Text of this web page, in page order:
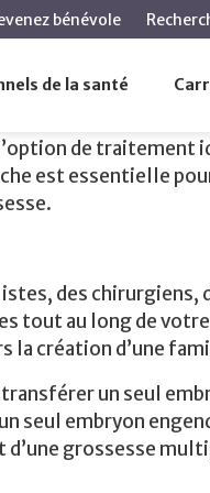
de la santé
bénévole
de traitement
est essentielle
des chirurgiens,
tout au long de
création d’une
un seul
seul embryon
grossesse